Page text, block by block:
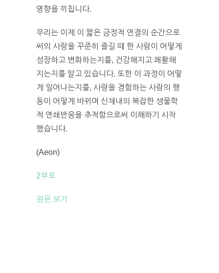
영향을 끼칩니다.
우리는 이제 이 짧은 긍정적 연결의 순간으로
써의 사랑을 꾸준히 즐길 때 한 사람이 어떻게
성장하고 변화하는지를, 건강해지고 쾌활해
지는지를 알고 있습니다. 또한 이 과정이 어떻
게 일어나는지를, 사랑을 경험하는 사람의 행
동이 어떻게 바뀌며 신체내의 복잡한 생물학
적 연쇄반응을 추적함으로써 이해하기 시작
했습니다.
(Aeon)
‎2부로
원문 보기